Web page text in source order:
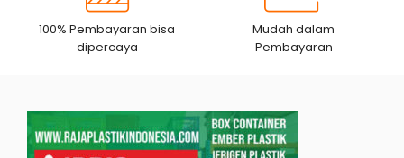
100% Pembayaran bisa
dipercaya
Mudah dalam
Pembayaran